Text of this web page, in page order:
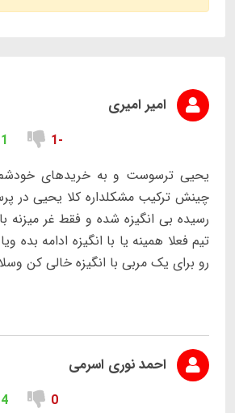
امیر امیری
-1
1
یحیی ترسوست و به خریدهای خودشم
چینش ترکیب مشکلداره کلا یحیی در
رسیده بی انگیزه شده و فقط غر میزنه
تیم فعلا همینه یا با انگیزه ادامه بده
رو برای یک مربی با انگیزه خالی کن
احمد نوری اسرمی
0
4